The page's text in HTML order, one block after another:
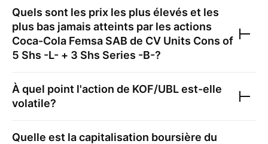
Quels sont les prix les plus élevés et les
plus bas jamais atteints par les actions
Coca-Cola Femsa SAB de CV Units Cons of
5 Shs -L- + 3 Shs Series -B-?
À quel point l'action de KOF/UBLest-elle
volatile?
Quelle est la capitalisation boursière du